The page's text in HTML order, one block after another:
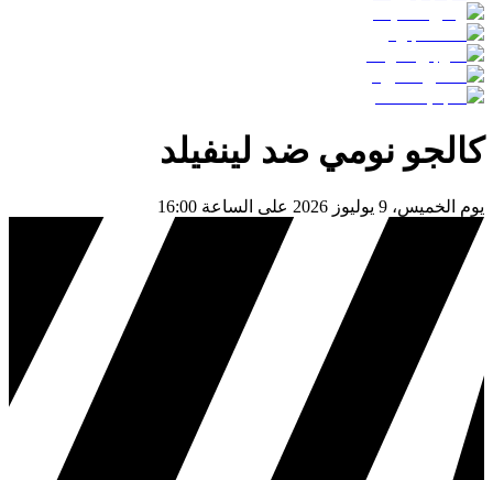
كالجو نومي ضد لينفيلد
يوم الخميس، 9 يوليوز 2026 على الساعة 16:00